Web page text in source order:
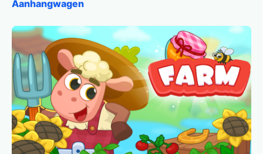
Aanhangwagen